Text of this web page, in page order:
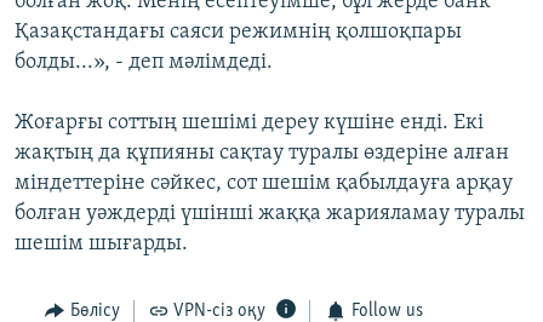
Қазақстандағы саяси режимнің қолшоқпары
болды...», - деп мәлімдеді.
Жоғарғы соттың шешімі дереу күшіне енді. Екі
жақтың да құпияны сақтау туралы өздеріне алған
міндеттеріне сәйкес, сот шешім қабылдауға арқау
болған уәждерді үшінші жаққа жарияламау туралы
шешім шығарды.
Бөлісу VPN-сіз оқу Follow us